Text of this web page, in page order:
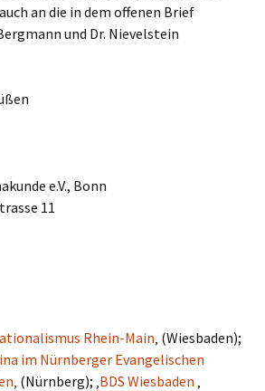
auch an die in dem offenen Brief
und Dr. Nievelstein
e.V., Bonn
11
Rhein-Main‚ (Wiesbaden);
im Nürnberger Evangelischen
‚ (Nürnberg); ‚BDS Wiesbaden ‚